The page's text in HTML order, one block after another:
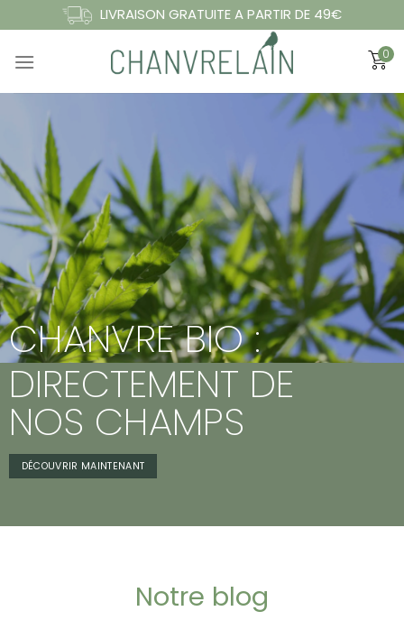
au
contenu
LIVRAISON GRATUITE A PARTIR DE 49€
0
CHANVRE BIO :
DIRECTEMENT DE
NOS CHAMPS
DÉCOUVRIR MAINTENANT
Notre blog